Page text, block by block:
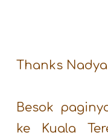
Thanks
Besok
ke Kuala